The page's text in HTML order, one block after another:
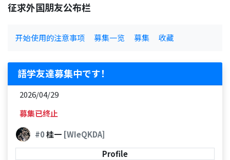
征求外国朋友公布栏
开始使用的注意事项 募集一览 募集 收藏
語学友達募集中です！
2026/04/29
募集已终止
#0桂一 [WIeQKDA]
Profile